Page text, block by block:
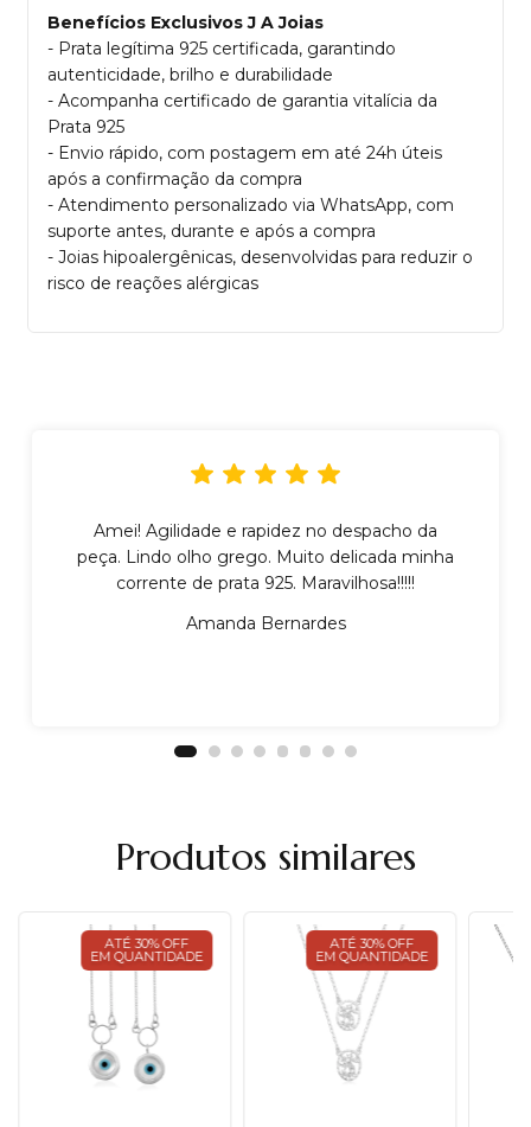
Benefícios Exclusivos J A Joias
- Prata legítima 925 certificada, garantindo
autenticidade, brilho e durabilidade
- Acompanha certificado de garantia vitalícia da
Prata 925
- Envio rápido, com postagem em até 24h úteis
após a confirmação da compra
- Atendimento personalizado via WhatsApp, com
suporte antes, durante e após a compra
- Joias hipoalergênicas, desenvolvidas para reduzir o
risco de reações alérgicas
Amei! Agilidade e rapidez no despacho da
peça. Lindo olho grego. Muito delicada minha
corrente de prata 925. Maravilhosa!!!!!
Amanda Bernardes
Produtos similares
ATÉ 30% OFF
EM QUANTIDADE
ATÉ 30% OFF
EM QUANTIDADE